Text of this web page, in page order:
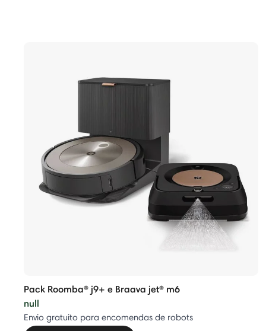
Pack Roomba® j9+ e Braava jet® m6
null
Envio gratuito para encomendas de robots